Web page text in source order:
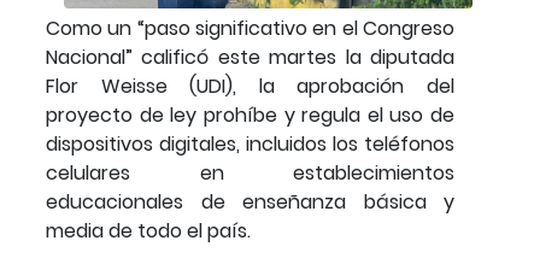
Como un “paso significativo en el Congreso
Nacional” calificó este martes la diputada
Flor Weisse (UDI), la aprobación del
proyecto de ley prohíbe y regula el uso de
dispositivos digitales, incluidos los teléfonos
celulares en establecimientos
educacionales de enseñanza básica y
media de todo el país.